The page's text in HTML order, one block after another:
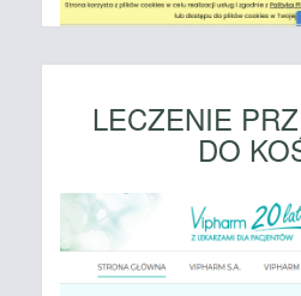
LECZENIE
DO